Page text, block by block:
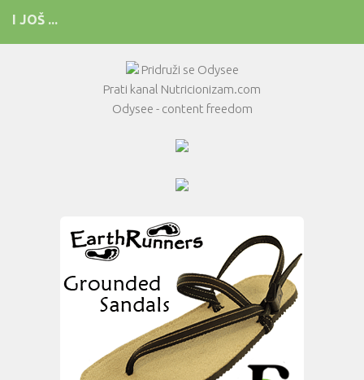
I JOŠ ...
Pridruži se Odysee
Prati kanal Nutricionizam.com
Odysee - content freedom